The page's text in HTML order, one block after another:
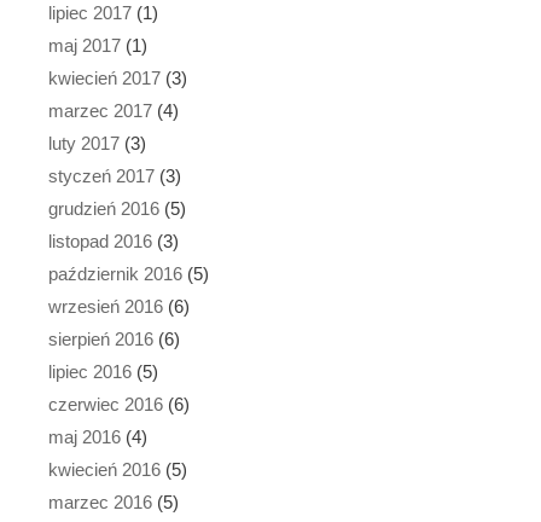
lipiec 2017 (1)
maj 2017 (1)
kwiecień 2017 (3)
marzec 2017 (4)
luty 2017 (3)
styczeń 2017 (3)
grudzień 2016 (5)
listopad 2016 (3)
październik 2016 (5)
wrzesień 2016 (6)
sierpień 2016 (6)
lipiec 2016 (5)
czerwiec 2016 (6)
maj 2016 (4)
kwiecień 2016 (5)
marzec 2016 (5)